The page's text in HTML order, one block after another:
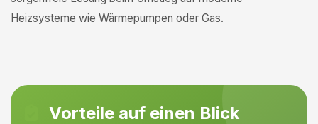
Heizsysteme wie Wärmepumpen oder Gas.
Vorteile auf einen Blick